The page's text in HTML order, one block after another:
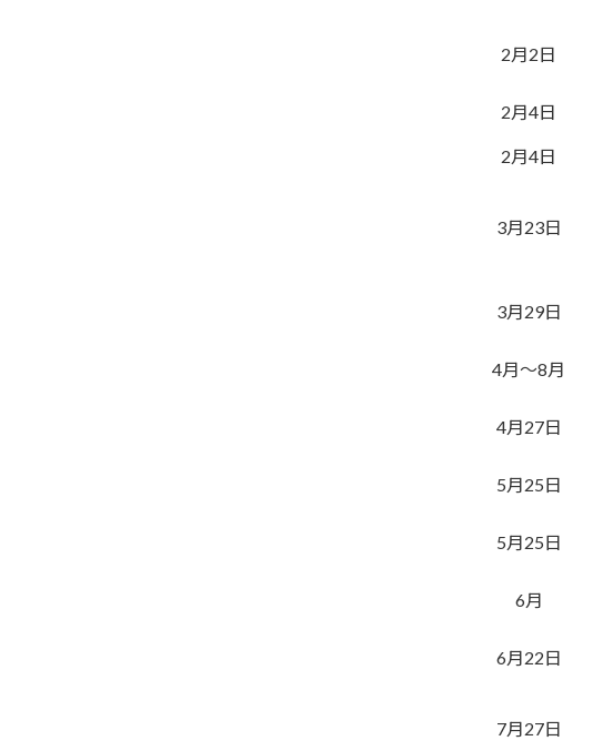
2月2日
2月4日
2月4日
3月23日
3月29日
4月～8月
4月27日
5月25日
5月25日
6月
6月22日
7月27日